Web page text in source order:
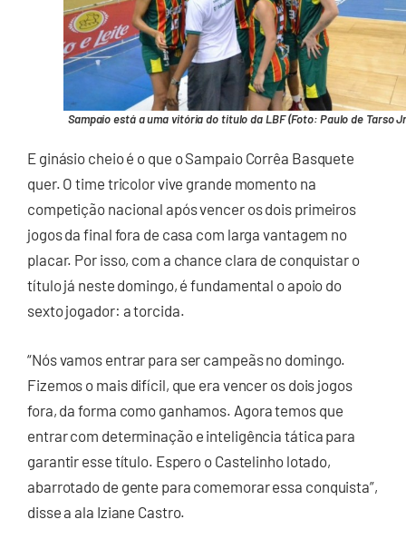
Sampaio está a uma vitória do titulo da LBF (Foto: Paulo de Tarso
E ginásio cheio é o que o Sampaio Corrêa Basquete
quer. O time tricolor vive grande momento na
competição nacional após vencer os dois primeiros
jogos da final fora de casa com larga vantagem no
placar. Por isso, com a chance clara de conquistar o
título já neste domingo, é fundamental o apoio do
sexto jogador: a torcida.
“Nós vamos entrar para ser campeãs no domingo.
Fizemos o mais difícil, que era vencer os dois jogos
fora, da forma como ganhamos. Agora temos que
entrar com determinação e inteligência tática para
garantir esse título. Espero o Castelinho lotado,
abarrotado de gente para comemorar essa conquista”,
disse a ala Iziane Castro.